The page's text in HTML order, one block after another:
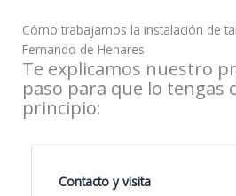
Cómo trabajamos la instalación de
Fernando de Henares
Te explicamos nuestro
paso para que lo tengas
principio:
Contacto y visita